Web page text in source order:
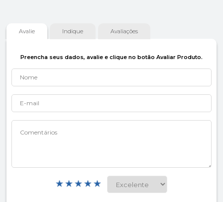
Avalie Indique Avaliações
Preencha seus dados, avalie e clique no botão Avaliar Produto.